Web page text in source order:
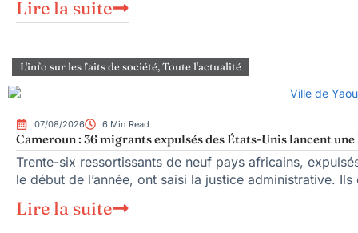
Lire la suite
L'info sur les faits de société,Toute l'actualité
07/08/2026 6 Min Read
Cameroun : 36 migrants expulsés des États-Unis lancent
Trente-six ressortissants de neuf pays africains,
le début de l’année, ont saisi la justice administrative. Ils
Lire la suite